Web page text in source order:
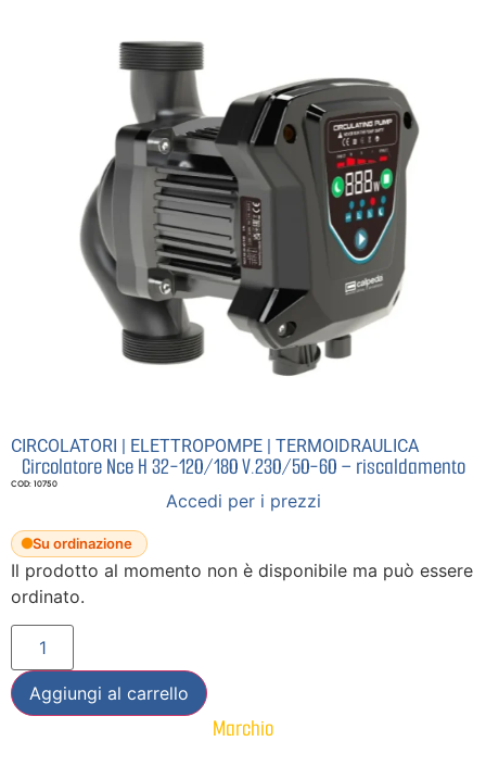
CIRCOLATORI | ELETTROPOMPE | TERMOIDRAULICA
Circolatore Nce H 32-120/180 V.230/50-60 – riscaldamento
COD: 10750
Accedi per i prezzi
Su ordinazione
Il prodotto al momento non è disponibile ma può essere
ordinato.
Aggiungi al carrello
Marchio